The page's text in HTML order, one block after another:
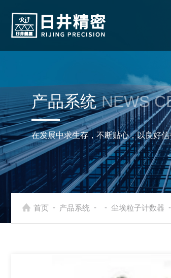
产品系统 NEWS
在发展中求生存，不断贴心，以良好
首页 - 产品系统 - - 尘埃粒子计数器 -